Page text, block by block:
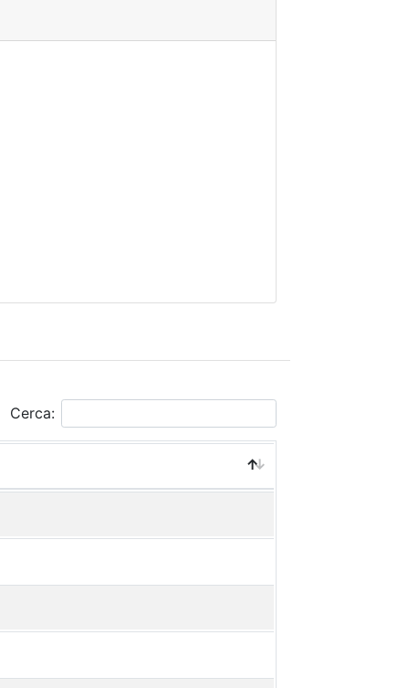
Cerca: